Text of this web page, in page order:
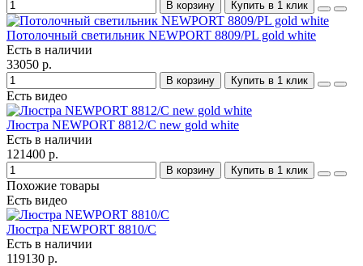
В корзину Купить в 1 клик
Потолочный светильник NEWPORT 8809/PL gold white
Есть в наличии
33050 р.
В корзину Купить в 1 клик
Есть видео
Люстра NEWPORT 8812/C new gold white
Есть в наличии
121400 р.
В корзину Купить в 1 клик
Похожие товары
Есть видео
Люстра NEWPORT 8810/C
Есть в наличии
119130 р.